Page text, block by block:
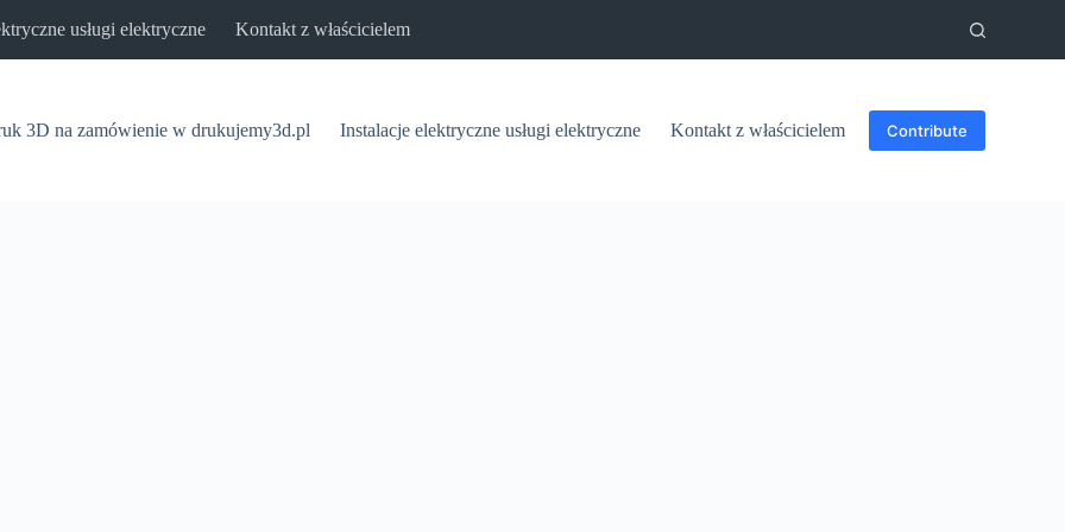
usługi elektryczne Kontakt z właścicielem
3D na zamówienie w drukujemy3d.pl Instalacje elektryczne usługi elektryczne Kontakt z właścicielem Contribute